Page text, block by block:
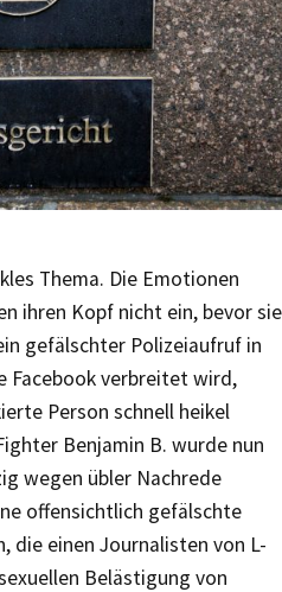
Thema. Die Emotionen
ihren Kopf nicht ein, bevor sie
gefälschter Polizeiaufruf in
Facebook verbreitet wird,
Person schnell heikel
Benjamin B. wurde nun
wegen übler Nachrede
offensichtlich gefälschte
die einen Journalisten von L-
Belästigung von